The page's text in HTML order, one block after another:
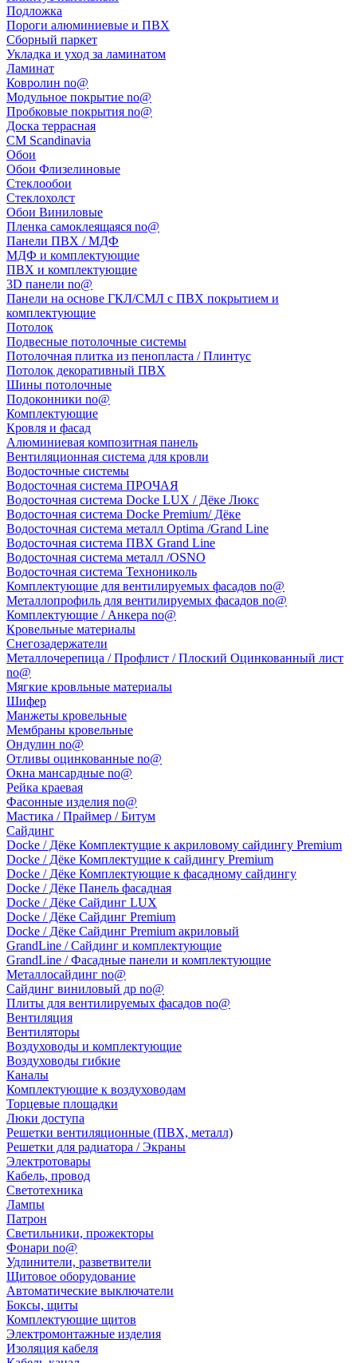
Подложка
Пороги алюминиевые и ПВХ
Сборный паркет
Укладка и уход за ламинатом
Ламинат
Ковролин no@
Модульное покрытие no@
Пробковые покрытия no@
Доска террасная
CM Scandinavia
Обои
Обои Флизелиновые
Стеклообои
Стеклохолст
Обои Виниловые
Пленка самоклеящаяся no@
Панели ПВХ / МДФ
МДФ и комплектующие
ПВХ и комплектующие
3D панели no@
Панели на основе ГКЛ/СМЛ с ПВХ покрытием и
комплектующие
Потолок
Подвесные потолочные системы
Потолочная плитка из пенопласта / Плинтус
Потолок декоративный ПВХ
Шины потолочные
Подоконники no@
Комплектующие
Кровля и фасад
Алюминиевая композитная панель
Вентиляционная система для кровли
Водосточные системы
Водосточная система ПРОЧАЯ
Водосточная система Docke LUX / Дёке Люкс
Водосточная система Docke Premium/ Дёке
Водосточная система металл Optima /Grand Line
Водосточная система ПВХ Grand Line
Водосточная система металл /OSNO
Водосточная система Технониколь
Комплектующие для вентилируемых фасадов no@
Металлопрофиль для вентилируемых фасадов no@
Комплектующие / Анкера no@
Кровельные материалы
Снегозадержатели
Металлочерепица / Профлист / Плоский Оцинкованный лист
no@
Мягкие кровльные материалы
Шифер
Манжеты кровельные
Мембраны кровельные
Ондулин no@
Отливы оцинкованные no@
Окна мансардные no@
Рейка краевая
Фасонные изделия no@
Мастика / Праймер / Битум
Сайдинг
Docke / Дёке Комплектущие к акриловому сайдингу Premium
Docke / Дёке Комплектущие к сайдингу Premium
Docke / Дёке Комплектующие к фасадному сайдингу
Docke / Дёке Панель фасадная
Docke / Дёке Сайдинг LUX
Docke / Дёке Сайдинг Premium
Docke / Дёке Сайдинг Premium акриловый
GrandLine / Сайдинг и комплектующие
GrandLine / Фасадные панели и комплектующие
Металлосайдинг no@
Сайдинг виниловый др no@
Плиты для вентилируемых фасадов no@
Вентиляция
Вентиляторы
Воздуховоды и комплектующие
Воздуховоды гибкие
Каналы
Комплектующие к воздуховодам
Торцевые площадки
Люки доступа
Решетки вентиляционные (ПВХ, металл)
Решетки для радиатора / Экраны
Электротовары
Кабель, провод
Светотехника
Лампы
Патрон
Светильники, прожекторы
Фонари no@
Удлинители, разветвители
Щитовое оборудование
Автоматические выключатели
Боксы, щиты
Комплектующие щитов
Электромонтажные изделия
Изоляция кабеля